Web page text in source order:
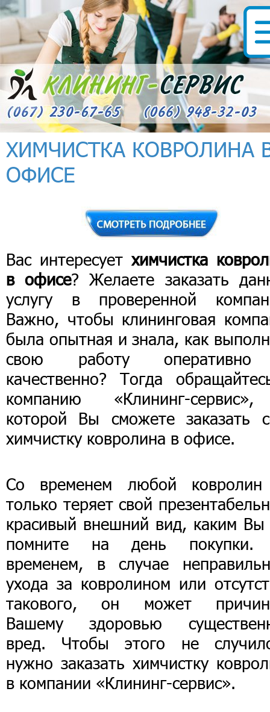
ХИМЧИСТКА КОВРОЛИНА
ОФИСЕ
Вас интересует химчистка
в офисе? Желаете заказать
услугу в проверенной
Важно, чтобы клининговая
была опытная и знала, как
свою работу
качественно? Тогда
компанию «Клининг-
которой Вы сможете заказать
химчистку ковролина в офисе.
Со временем любой
только теряет свой
красивый внешний вид, каким Вы
помните на день покупки.
временем, в случае
ухода за ковролином или
такового, он может
Вашему здоровью
вред. Чтобы этого не
нужно заказать химчистку
в компании «Клининг-сервис».